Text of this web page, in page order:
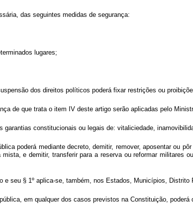
das seguintes medidas de segurança:
lugares;
dos direitos políticos poderá fixar restrições ou
de que trata o item IV deste artigo serão aplicadas pelo
garantias constitucionais ou legais de: vitaliciedade,
poderá mediante decreto, demitir, remover, aposentar ou
e demitir, transferir para a reserva ou reformar
e seu § 1º aplica-se, também, nos Estados, Municípios, Distrito
em qualquer dos casos previstos na Constituição,